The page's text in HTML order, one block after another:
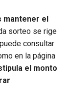
mantener el
sorteo se rige
consultar
en la página
el monto